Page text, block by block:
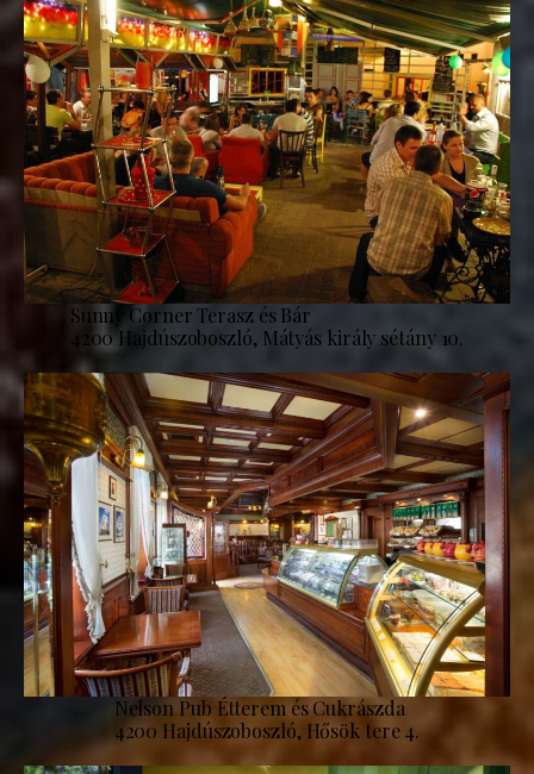
Sunny Corner Terasz és Bár
4200 Hajdúszoboszló, Mátyás király sétány 10.
Nelson Pub Étterem és Cukrászda
4200 Hajdúszoboszló, Hősök tere 4.